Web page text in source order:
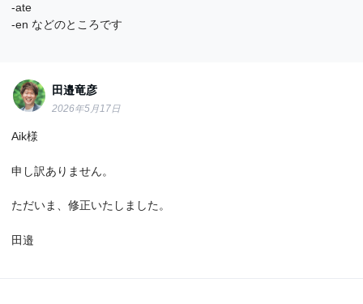
-ate
-en などのところです
田邉竜彦
2026年5月17日
Aik様
申し訳ありません。
ただいま、修正いたしました。
田邉